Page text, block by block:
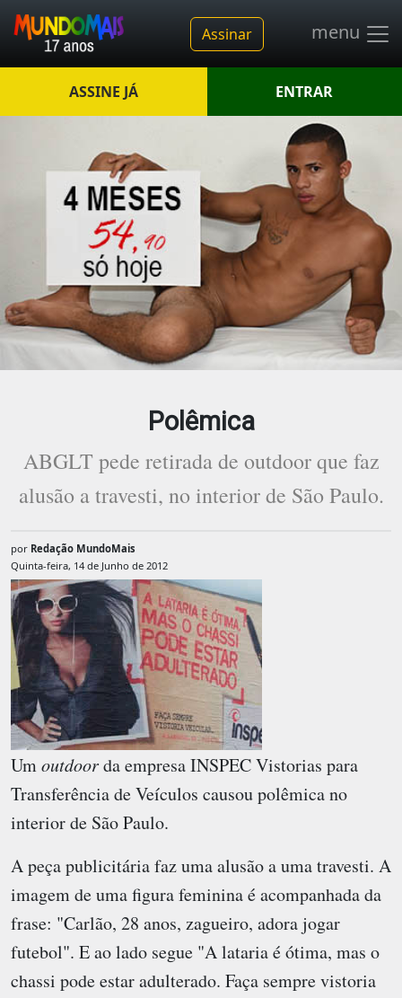
Assinar menu
ASSINE JÁ ENTRAR
Polêmica
ABGLT pede retirada de outdoor que faz
alusão a travesti, no interior de São Paulo.
por Redação MundoMais
Quinta-feira, 14 de Junho de 2012
Umoutdoorda empresa INSPEC Vistorias para
Transferência de Veículos causou polêmica no
interior de São Paulo.
A peça publicitária faz uma alusão a uma travesti. A
imagem de uma figura feminina é acompanhada da
frase: "Carlão, 28 anos, zagueiro, adora jogar
futebol". E ao lado segue "A lataria é ótima, mas o
chassi pode estar adulterado. Faça sempre vistoria